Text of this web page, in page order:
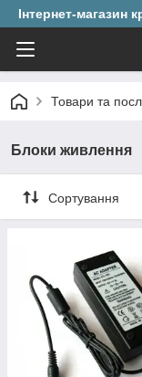
Інтернет-магазин
Товари та
Блоки живлення
Сортування